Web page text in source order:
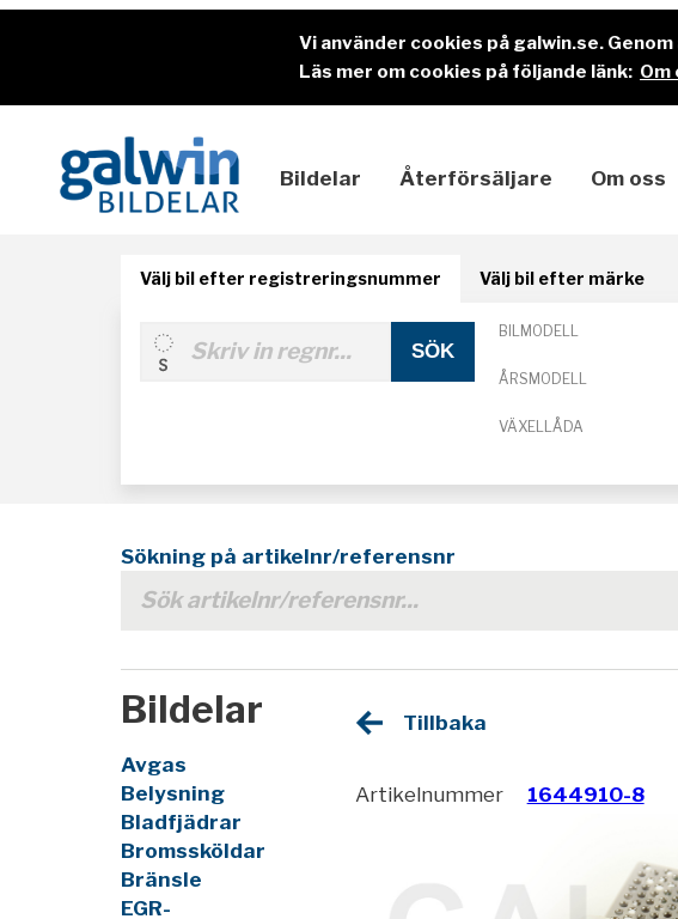
Vi använder cookies på galwin.se.
Läs mer om cookies på följande länk: Om
Bildelar Återförsäljare Om oss
Välj bil efter registreringsnummer Välj bil efter märke
BILMODELL
ÅRSMODELL
VÄXELLÅDA
Sökning på artikelnr/referensnr
Bildelar
Avgas
Belysning
Bladfjädrar
Bromssköldar
Bränsle
EGR-
Tillbaka
Artikelnummer 1644910-8